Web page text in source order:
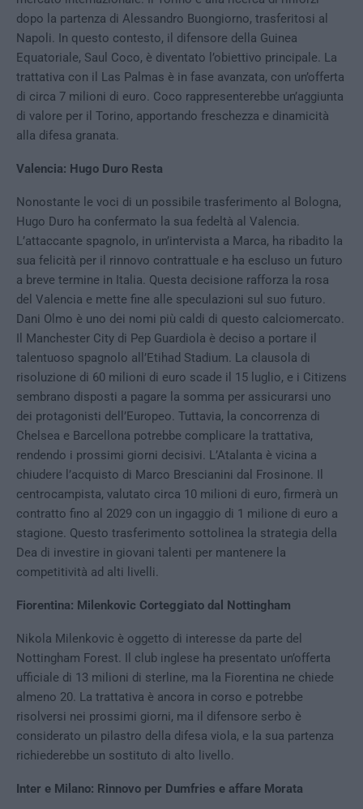
dopo la partenza di Alessandro Buongiorno, trasferitosi al
Napoli. In questo contesto, il difensore della Guinea
Equatoriale, Saul Coco, è diventato l’obiettivo principale. La
trattativa con il Las Palmas è in fase avanzata, con un’offerta
di circa 7 milioni di euro. Coco rappresenterebbe un’aggiunta
di valore per il Torino, apportando freschezza e dinamicità
alla difesa granata.
Valencia: Hugo Duro Resta
Nonostante le voci di un possibile trasferimento al Bologna,
Hugo Duro ha confermato la sua fedeltà al Valencia.
L’attaccante spagnolo, in un’intervista a Marca, ha ribadito la
sua felicità per il rinnovo contrattuale e ha escluso un futuro
a breve termine in Italia. Questa decisione rafforza la rosa
del Valencia e mette fine alle speculazioni sul suo futuro.
Dani Olmo è uno dei nomi più caldi di questo calciomercato.
Il Manchester City di Pep Guardiola è deciso a portare il
talentuoso spagnolo all’Etihad Stadium. La clausola di
risoluzione di 60 milioni di euro scade il 15 luglio, e i Citizens
sembrano disposti a pagare la somma per assicurarsi uno
dei protagonisti dell’Europeo. Tuttavia, la concorrenza di
Chelsea e Barcellona potrebbe complicare la trattativa,
rendendo i prossimi giorni decisivi. L’Atalanta è vicina a
chiudere l’acquisto di Marco Brescianini dal Frosinone. Il
centrocampista, valutato circa 10 milioni di euro, firmerà un
contratto fino al 2029 con un ingaggio di 1 milione di euro a
stagione. Questo trasferimento sottolinea la strategia della
Dea di investire in giovani talenti per mantenere la
competitività ad alti livelli.
Fiorentina: Milenkovic Corteggiato dal Nottingham
Nikola Milenkovic è oggetto di interesse da parte del
Nottingham Forest. Il club inglese ha presentato un’offerta
ufficiale di 13 milioni di sterline, ma la Fiorentina ne chiede
almeno 20. La trattativa è ancora in corso e potrebbe
risolversi nei prossimi giorni, ma il difensore serbo è
considerato un pilastro della difesa viola, e la sua partenza
richiederebbe un sostituto di alto livello.
Inter e Milano: Rinnovo per Dumfries e affare Morata